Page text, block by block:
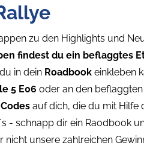
zu den Highlights und
findest du ein beflaggtes
in dein Roadbook einkleben
5 E06 oder an den
auf dich, die du mit Hilfe
- schnapp dir ein Raodbook
unsere zahlreichen